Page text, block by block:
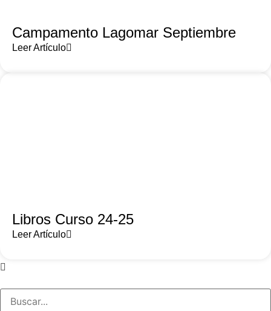
Campamento Lagomar Septiembre
Leer Artículo
Libros Curso 24-25
Leer Artículo